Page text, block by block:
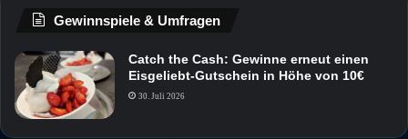
Gewinnspiele & Umfragen
Catch the Cash: Gewinne erneut einen
Eisgeliebt-Gutschein in Höhe von 10€
30. Juli 2026